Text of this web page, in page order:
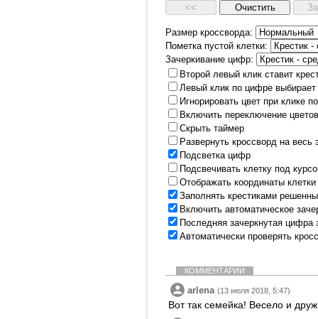
Размер кроссворда:
Пометка пустой клетки:
Зачеркивание цифр:
Второй левый клик ставит
Левый клик по цифре выбирает
Игнорировать цвет при клике
Включить переключение
Скрыть таймер
Развернуть кроссворд на
Подсветка цифр
Подсвечивать клетку под
Отображать координаты
Заполнять крестиками
Включить автоматическое
Последняя зачеркнутая цифра
Автоматически проверять
КОММЕНТАРИИ
arlena (13 июля 2018, 5:47)
Вот так семейка! Весело и